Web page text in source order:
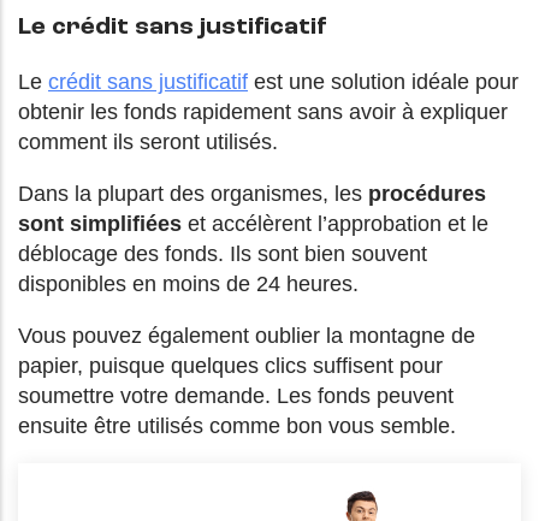
Le crédit sans justificatif
Le crédit sans justificatif est une solution idéale pour
obtenir les fonds rapidement sans avoir à expliquer
comment ils seront utilisés.
Dans la plupart des organismes, les procédures
sont simplifiées et accélèrent l’approbation et le
déblocage des fonds. Ils sont bien souvent
disponibles en moins de 24 heures.
Vous pouvez également oublier la montagne de
papier, puisque quelques clics suffisent pour
soumettre votre demande. Les fonds peuvent
ensuite être utilisés comme bon vous semble.